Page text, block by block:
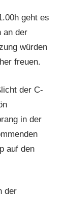
geht es
an der
würden
freuen.
der C-
in der
auf den
der